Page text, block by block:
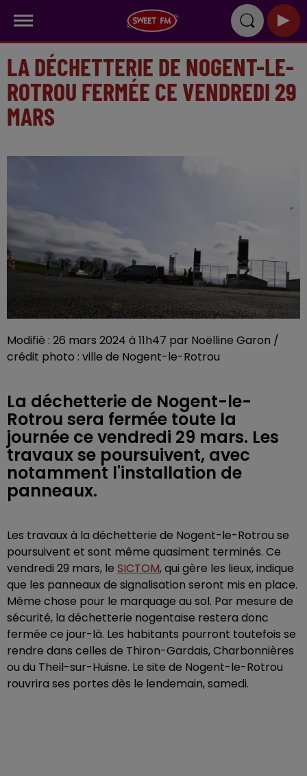
LA DÉCHETTERIE DE NOGENT-LE-
ROTROU FERMÉE CE VENDREDI 29
MARS
Modifié : 26 mars 2024 à 11h47 par Noëlline Garon /
crédit photo : ville de Nogent-le-Rotrou
La déchetterie de Nogent-le-
Rotrou sera fermée toute la
journée ce vendredi 29 mars. Les
travaux se poursuivent, avec
notamment l'installation de
panneaux.
Les travaux à la déchetterie de Nogent-le-Rotrou se
poursuivent et sont même quasiment terminés. Ce
vendredi 29 mars, le SICTOM, qui gère les lieux, indique
que les panneaux de signalisation seront mis en place.
Même chose pour le marquage au sol. Par mesure de
sécurité, la déchetterie nogentaise restera donc
fermée ce jour-là. Les habitants pourront toutefois se
rendre dans celles de Thiron-Gardais, Charbonnières
ou du Theil-sur-Huisne. Le site de Nogent-le-Rotrou
rouvrira ses portes dès le lendemain, samedi.